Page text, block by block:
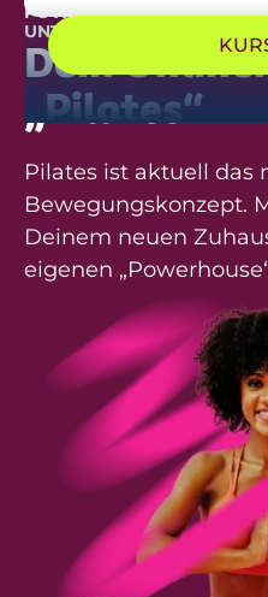
POWER, ENTSPANNUNG
UNTERSTÜTZT DURCH
Dein
„Pilates“
Pilates ist aktuell das
Bewegungskonzept.
Deinem neuen
eigenen